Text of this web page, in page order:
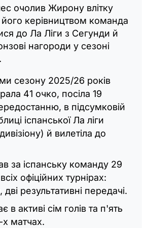
очолив Жирону влітку
його керівництвом команда
до Ла Ліги з Сегунди й
нагороди у сезоні
сезону 2025/26 років
41 очко, посіла 19
в підсумковій
іспанської Ла ліги
й вилетіла до
за іспанську команду 29
офіційних турнірах:
дві результативні передачі.
в активі сім голів та п'ять
х матчах.